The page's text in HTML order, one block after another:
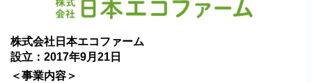
株式会社日本エコファーム
設立：2017年9月21日
＜事業内容＞